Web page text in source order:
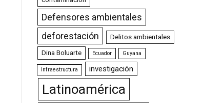
Defensores ambientales
deforestación
Delitos ambientales
Dina Boluarte Ecuador Guyana
Infraestructura investigación
Latinoamérica